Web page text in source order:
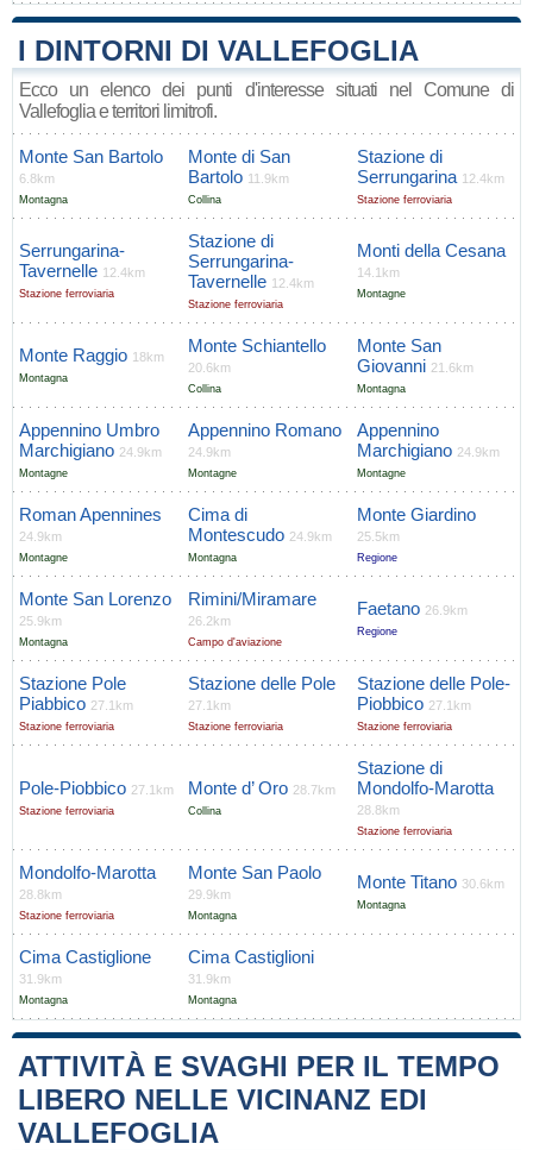
I DINTORNI DI VALLEFOGLIA
Ecco un elenco dei punti d'interesse situati nel Comune di
Vallefoglia e territori limitrofi.
Monte San Bartolo
6.8km
Montagna
Monte di San
Bartolo 11.9km
Collina
Stazione di
Serrungarina 12.4km
Stazione ferroviaria
Serrungarina-
Tavernelle 12.4km
Stazione ferroviaria
Stazione di
Serrungarina-
Tavernelle 12.4km
Stazione ferroviaria
Monti della Cesana
14.1km
Montagne
Monte Raggio 18km
Montagna
Monte Schiantello
20.6km
Collina
Monte San
Giovanni 21.6km
Montagna
Appennino Umbro
Marchigiano 24.9km
Montagne
Appennino Romano
24.9km
Montagne
Appennino
Marchigiano 24.9km
Montagne
Roman Apennines
24.9km
Montagne
Cima di
Montescudo 24.9km
Montagna
Monte Giardino
25.5km
Regione
Monte San Lorenzo
25.9km
Montagna
Rimini/Miramare
26.2km
Campo d'aviazione
Faetano 26.9km
Regione
Stazione Pole
Piabbico 27.1km
Stazione ferroviaria
Stazione delle Pole
27.1km
Stazione ferroviaria
Stazione delle Pole-
Piobbico 27.1km
Stazione ferroviaria
Pole-Piobbico 27.1km
Stazione ferroviaria
Monte d’ Oro 28.7km
Collina
Stazione di
Mondolfo-Marotta
28.8km
Stazione ferroviaria
Mondolfo-Marotta
28.8km
Stazione ferroviaria
Monte San Paolo
29.9km
Montagna
Monte Titano 30.6km
Montagna
Cima Castiglione
31.9km
Montagna
Cima Castiglioni
31.9km
Montagna
ATTIVITÀ E SVAGHI PER IL TEMPO
LIBERO NELLE VICINANZ EDI
VALLEFOGLIA